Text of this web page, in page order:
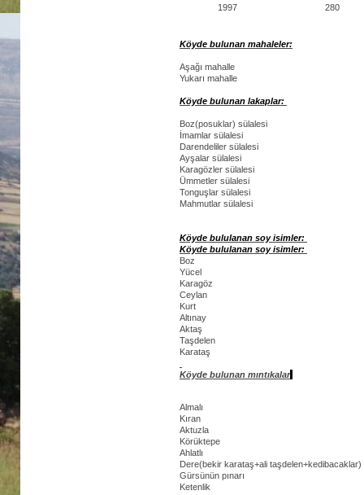
1997 280
Köyde bulunan mahaleler:
Aşağı mahalle
Yukarı mahalle
Köyde bulunan lakaplar:
Boz(posuklar) sülalesi
İmamlar sülalesi
Darendeliler sülalesi
Ayşalar sülalesi
Karagözler sülalesi
Ümmetler sülalesi
Tonguşlar sülalesi
Mahmutlar sülalesi
Köyde bululanan soy isimler:
Köyde bululanan soy isimler:
Boz
Yücel
Karagöz
Ceylan
Kurt
Altınay
Aktaş
Taşdelen
Karataş
Köyde bulunan mıntıkalar
Almalı
Kıran
Aktuzla
Körüktepe
Ahlatlı
Dere(bekir karataş+ali taşdelen+kedibacaklar)
Gürsünün pınarı
Ketenlik